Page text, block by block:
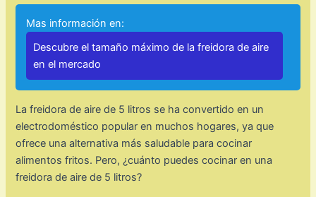
Mas información en:
Descubre el tamaño máximo de la freidora de aire
en el mercado
La freidora de aire de 5 litros se ha convertido en un
electrodoméstico popular en muchos hogares, ya que
ofrece una alternativa más saludable para cocinar
alimentos fritos. Pero, ¿cuánto puedes cocinar en una
freidora de aire de 5 litros?